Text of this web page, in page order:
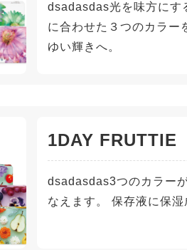
dsadasdas光を味方にす
に合わせた３つのカラー
ゆい輝きへ。
1DAY FRUTTIE
dsadasdas3つのカラー
なえます。 保存液に保